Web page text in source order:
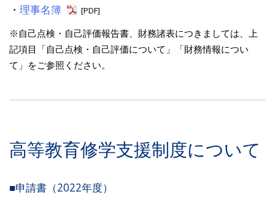
・ 理事名簿 [PDF]
※自己点検・自己評価報告書、財務諸表につきましては、上
記項目「自己点検・自己評価について」「財務情報につい
て」をご参照ください。
高等教育修学支援制度について
■申請書（2022年度）